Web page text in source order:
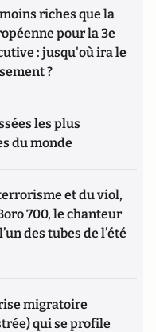
riches que la
pour la 3e
: jusqu'où ira le
?
les plus
du monde
et du viol,
700, le chanteur
des tubes de l’été
migratoire
qui se profile